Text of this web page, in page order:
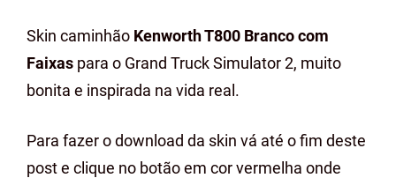
Skin caminhão Kenworth T800 Branco com
Faixas para o Grand Truck Simulator 2, muito
bonita e inspirada na vida real.
Para fazer o download da skin vá até o fim deste
post e clique no botão em cor vermelha onde